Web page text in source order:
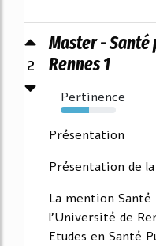
2
Master -
Rennes 1
Pertinence
52%
Présentation
Présentation de
La mention
l'Université de
Etudes en Santé